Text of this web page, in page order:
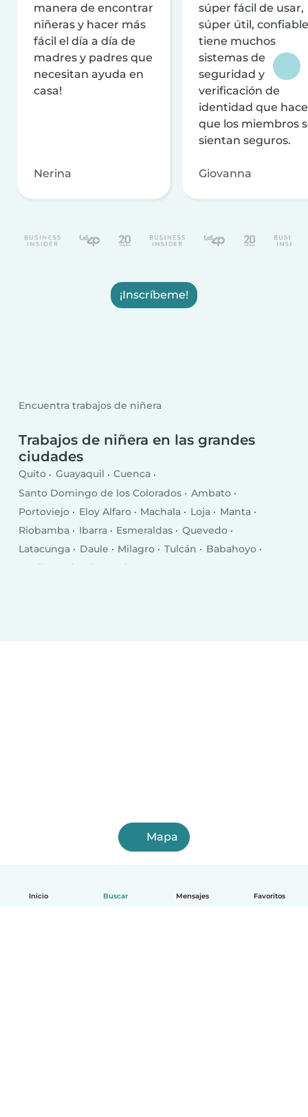
Inicio Buscar Mensajes Favoritos
manera de encontrar
niñeras y hacer más
fácil el día a día de
madres y padres que
necesitan ayuda en
casa!
Nerina
súper fácil de usar,
súper útil,
tiene muchos
sistemas de
seguridad y
verificación de
identidad que
que los miembros
sientan seguros.
Giovanna
¡Inscríbeme!
Encuentra trabajos de niñera
Trabajos de niñera en las grandes
ciudades
Quito Guayaquil
Cuenca
Santo Domingo de los Colorados
Ambato
Portoviejo
Eloy Alfaro Machala Loja
Manta
Riobamba
Ibarra Esmeraldas
Quevedo
Latacunga
Daule Milagro Tulcán
Babahoyo
La Libertad
El Empalme
Mapa